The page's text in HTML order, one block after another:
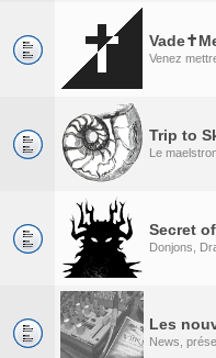
Venez
Trip to
Le
Secret
Donjons,
Les
News,